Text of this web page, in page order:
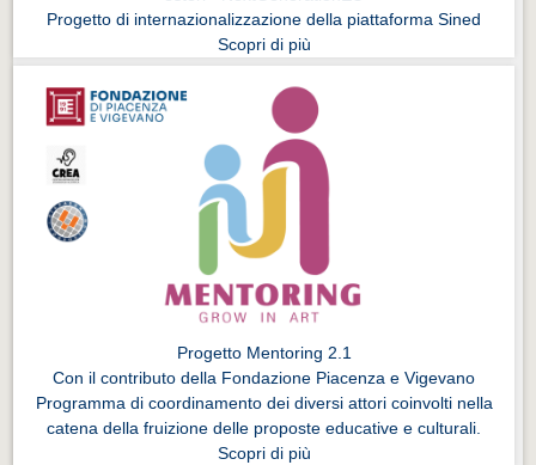
Progetto di internazionalizzazione della piattaforma Sined
Scopri di più
Progetto Mentoring 2.1
Con il contributo della Fondazione Piacenza e Vigevano
Programma di coordinamento dei diversi attori coinvolti nella
catena della fruizione delle proposte educative e culturali.
Scopri di più